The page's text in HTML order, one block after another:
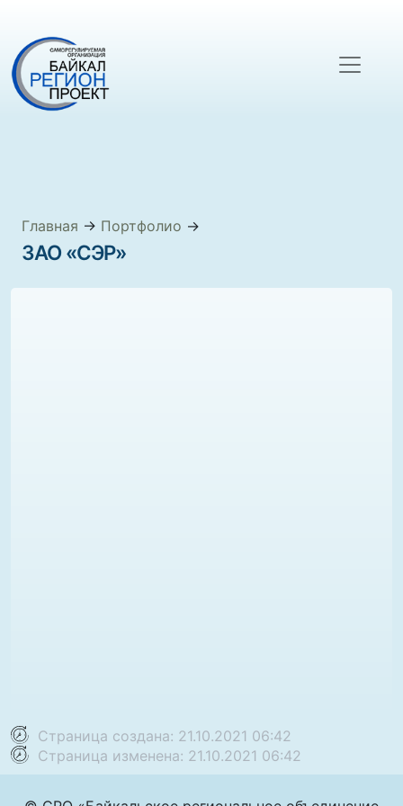
Главная → Портфолио →
ЗАО «СЭР»
Страница создана: 21.10.2021 06:42
Страница изменена: 21.10.2021 06:42